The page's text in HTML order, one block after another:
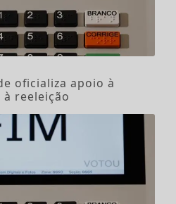
oficializa apoio à
reeleição